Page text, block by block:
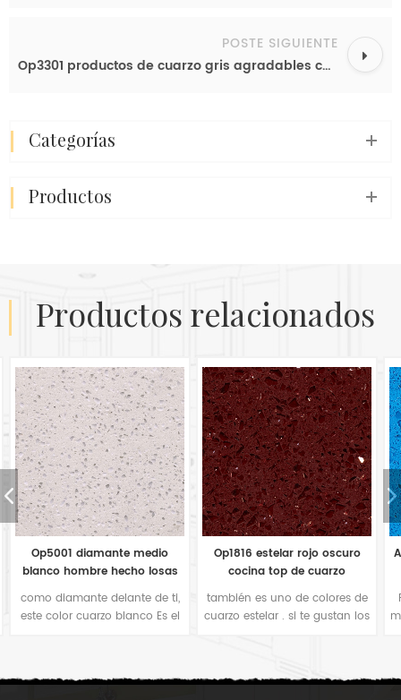
POSTE SIGUIENTE
Op3301 productos de cuarzo gris agradables colores de encimera de cuarzo diseñados
categorías
productos
productos relacionados
Op1816 estelar rojo oscuro
cocina top de cuarzo
también es uno de colores de
cuarzo estelar . si te gustan los
sería su buena opción. El
Azulejos de cuarzo azul claro
estelar op1813 de China
Para muchos fabricantes de
mostradores, también prefieren
simple color cómodo cuando